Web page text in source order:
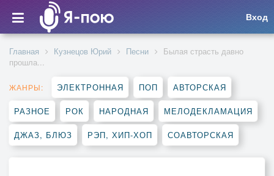
Вход
Главная Кузнецов Юрий Песни
Былая страсть давно
прошла...
ЖАНРЫ: ЭЛЕКТРОННАЯ ПОП АВТОРСКАЯ
РАЗНОЕ РОК НАРОДНАЯ МЕЛОДЕКЛАМАЦИЯ
ДЖАЗ, БЛЮЗ РЭП, ХИП-ХОП СОАВТОРСКАЯ